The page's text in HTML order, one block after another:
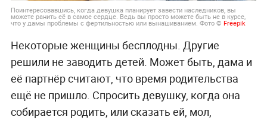
Поинтересовавшись, когда девушка планирует завести наследников, вы
можете ранить её в самое сердце. Ведь вы просто можете быть не в курсе,
что у дамы проблемы с фертильностью или вынашиванием. Фото © Freepik
Некоторые женщины бесплодны. Другие
решили не заводить детей. Может быть, дама и
её партнёр считают, что время родительства
ещё не пришло. Спросить девушку, когда она
собирается родить, или сказать ей, мол,